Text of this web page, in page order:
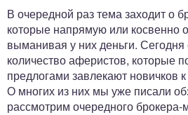
В очередной раз тема заходит о
которые напрямую или
выманивая у них деньги.
количество аферистов, которые
предлогами завлекают новичков
О многих из них мы уже писали
рассмотрим очередного